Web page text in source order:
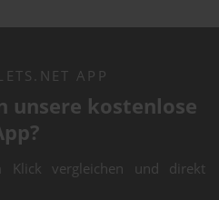
APP
unsere kostenlose
Klick vergleichen und direkt